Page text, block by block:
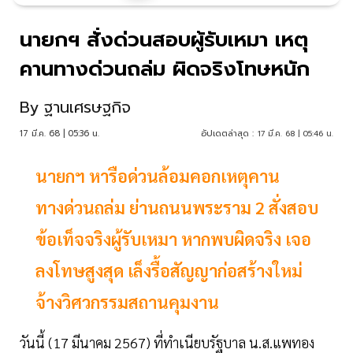
นายกฯ สั่งด่วนสอบผู้รับเหมา เหตุ
คานทางด่วนถล่ม ผิดจริงโทษหนัก
By ฐานเศรษฐกิจ
17 มี.ค. 68 | 05:36 น. อัปเดตล่าสุด : 17 มี.ค. 68 | 05:46 น.
นายกฯ หารือด่วนล้อมคอกเหตุคาน
ทางด่วนถล่ม ย่านถนนพระราม 2 สั่งสอบ
ข้อเท็จจริงผู้รับเหมา หากพบผิดจริง เจอ
ลงโทษสูงสุด เล็งรื้อสัญญาก่อสร้างใหม่
จ้างวิศวกรรมสถานคุมงาน
วันนี้ (17 มีนาคม 2567) ที่ทำเนียบรัฐบาล น.ส.แพทอง